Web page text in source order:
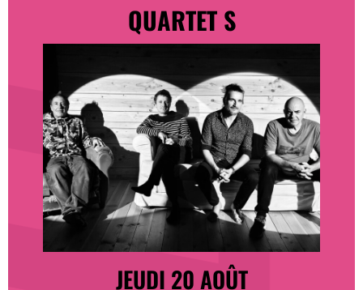
QUARTET S
JEUDI 20 AOÛT